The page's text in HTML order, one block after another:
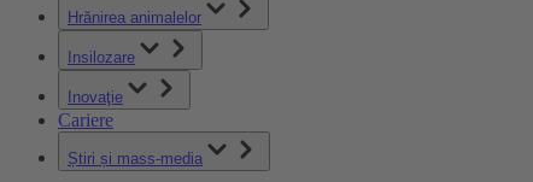
Hrănirea animalelor
Insilozare
Inovaţie
Cariere
Știri și mass-media